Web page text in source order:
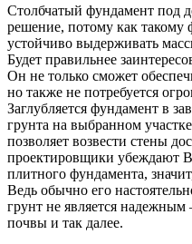
Столбчатый фундамент под
решение, потому как такому
устойчиво выдерживать
Будет правильнее
Он не только сможет
но также не потребуется
Заглубляется фундамент в
грунта на выбранном
позволяет возвести стены
проектировщики убеждают
плитного фундамента,
Ведь обычно его
грунт не является
почвы и так далее.